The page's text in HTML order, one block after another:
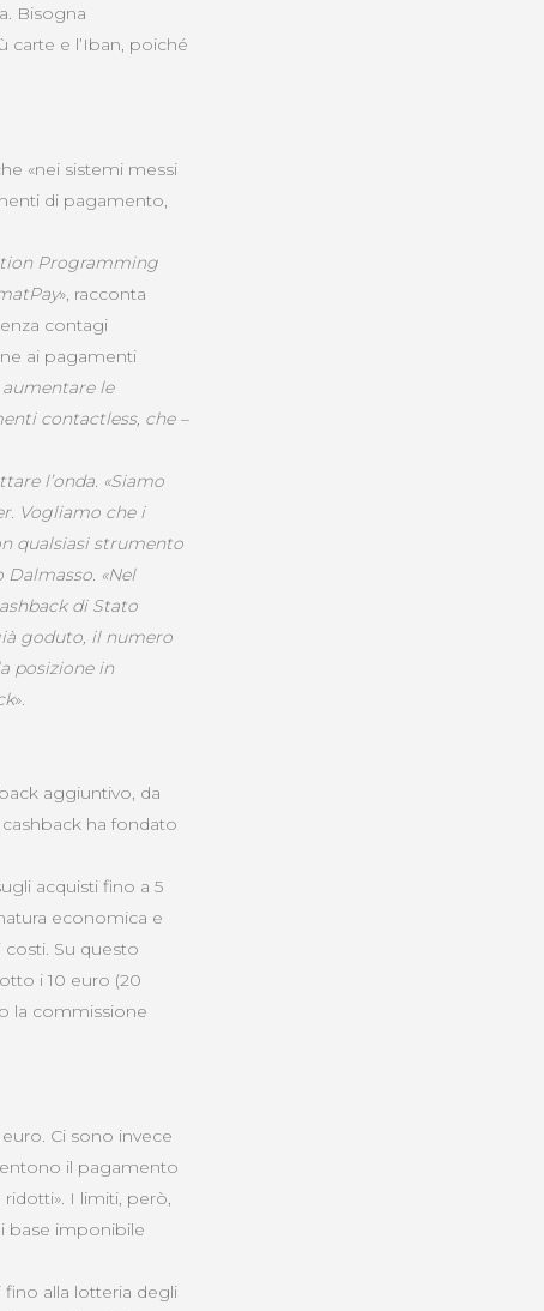
Bisogna
e l’Iban, poiché
«nei sistemi messi
di pagamento,
Programming
», racconta
contagi
ai pagamenti
le
contactless, che –
l’onda. «Siamo
Vogliamo che i
qualsiasi strumento
«Nel
di Stato
goduto, il numero
posizione in
».
aggiuntivo, da
ha fondato
acquisti fino a 5
economica e
Su questo
i 10 euro (20
la commissione
Ci sono invece
il pagamento
I limiti, però,
base imponibile
fino alla lotteria degli